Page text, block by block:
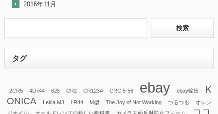
2016年11月
タグ
2CR5 4LR44 625 CR2 CR123A CRC 5-56 ebay ebay輸出
K
ONICA
Leica M3 LR44 M型 The Joy of Not Working つるつる
オレン
ココ